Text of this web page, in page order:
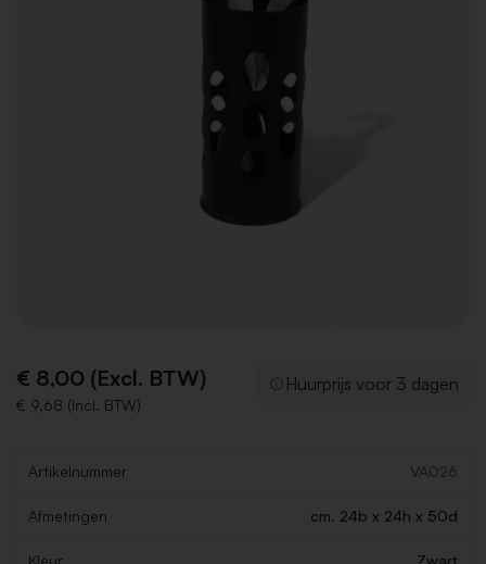
€ 8,00 (Excl. BTW)
€ 9,68 (Incl. BTW)
Huurprijs voor 3 dagen
Artikelnummer VA026
Afmetingen cm. 24b x 24h x 50d